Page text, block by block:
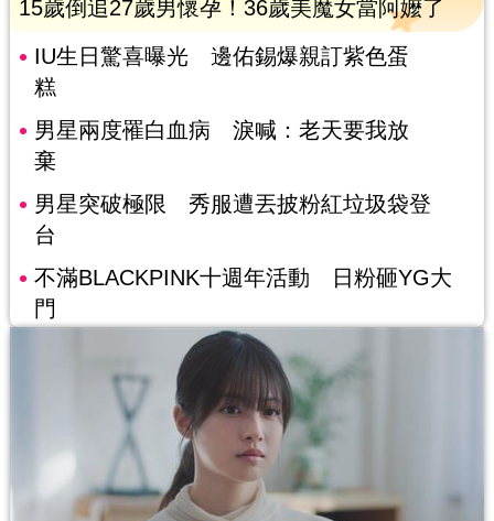
15歲倒追27歲男懷孕！36歲美魔女當阿嬤了
IU生日驚喜曝光 邊佑錫爆親訂紫色蛋
糕
男星兩度罹白血病 淚喊：老天要我放
棄
男星突破極限 秀服遭丟披粉紅垃圾袋登
台
不滿BLACKPINK十週年活動 日粉砸YG大
門